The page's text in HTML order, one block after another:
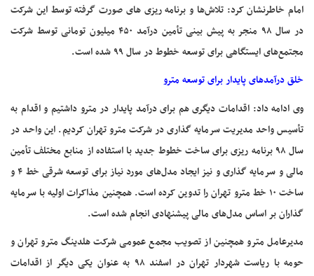
امام خاطرنشان کرد: تلاش‌ها و برنامه ریزی های صورت گرفته توسط این شرکت
در سال ۹۸ منجر به پیش بینی تأمین درآمد ۴۵۰ میلیون تومانی توسط شرکت
مجتمع‌های ایستگاهی برای توسعه خطوط در سال ۹۹ شده است.
خلق درآمدهای پایدار برای توسعه مترو
وی ادامه داد: اقدامات دیگری هم برای درآمد پایدار در مترو داشتیم و اقدام به
تأسیس واحد مدیریت سرمایه گذاری در شرکت مترو تهران کردیم. این واحد در
سال ۹۸ برنامه ریزی برای ساخت خطوط جدید با استفاده از منابع مختلف تأمین
مالی و سرمایه گذاری و نیز ایجاد مدل‌های مورد نیاز برای توسعه شرقی خط ۴ و
ساخت ۱۰ خط مترو تهران را تدوین کرده است. همچنین مذاکرات اولیه با سرمایه
گذاران بر اساس مدل‌های مالی پیشنهادی انجام شده است.
مدیرعامل مترو همچنین از تصویب مجمع عمومی شرکت هلدینگ مترو تهران و
حومه با ریاست شهردار تهران در اسفند ۹۸ به عنوان یکی دیگر از اقدامات